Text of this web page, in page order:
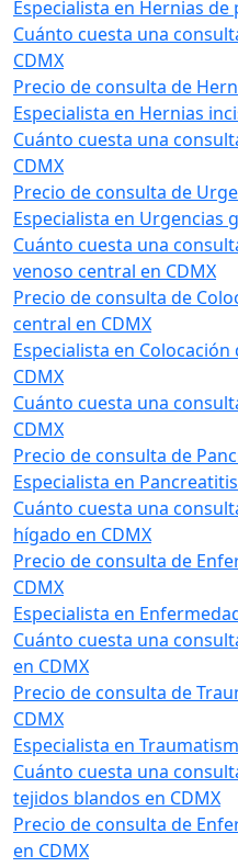
Especialista en Hernias
Cuánto cuesta una
CDMX
Precio de consulta de
Especialista en Hernias
Cuánto cuesta una
CDMX
Precio de consulta de
Especialista en Urgencias
Cuánto cuesta una
venoso central en CDMX
Precio de consulta de
central en CDMX
Especialista en
CDMX
Cuánto cuesta una
CDMX
Precio de consulta de
Especialista en
Cuánto cuesta una
hígado en CDMX
Precio de consulta de
CDMX
Especialista en
Cuánto cuesta una
en CDMX
Precio de consulta de
CDMX
Especialista en
Cuánto cuesta una
tejidos blandos en CDMX
Precio de consulta de
en CDMX